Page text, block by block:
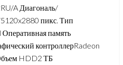
A Диагональ/
пикс. Тип
память
контроллерRadeon
HDD2 ТБ